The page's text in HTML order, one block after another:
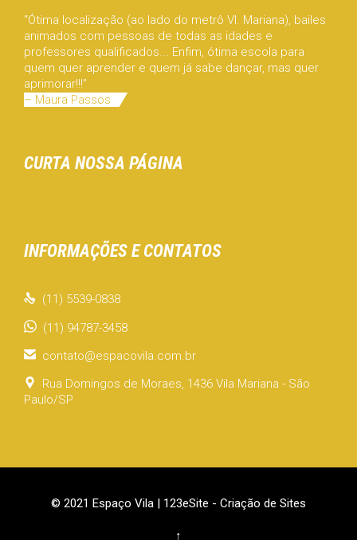
“Ótima localização (ao lado do metrô Vl. Mariana), bailes
animados com pessoas de todas as idades e
professores qualificados... Enfim, ótima escola para
quem quer aprender e quem já sabe dançar, mas quer
aprimorar!!!”
– Maura Passos
CURTA NOSSA PÁGINA
INFORMAÇÕES E CONTATOS
 (11) 5539-0838
(11) 94787-3458
 contato@espacovila.com.br

Rua Domingos de Moraes, 1436 Vila Mariana - São
Paulo/SP
© 2021 Espaço Vila | 123eSite - Criação de Sites
↑